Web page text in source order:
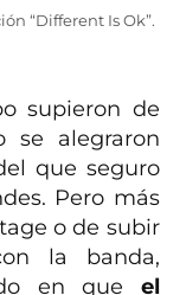
“Different Is Ok”.
supieron de
se alegraron
que seguro
Pero más
o de subir
la banda,
en que el